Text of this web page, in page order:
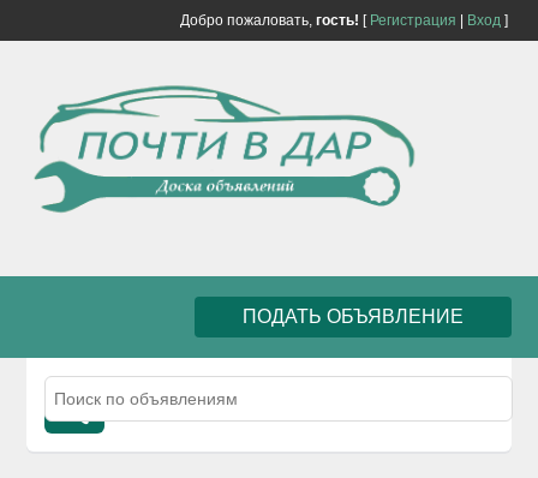
Добро пожаловать, гость! [ Регистрация Вход]
ПОДАТЬ ОБЪЯВЛЕНИЕ